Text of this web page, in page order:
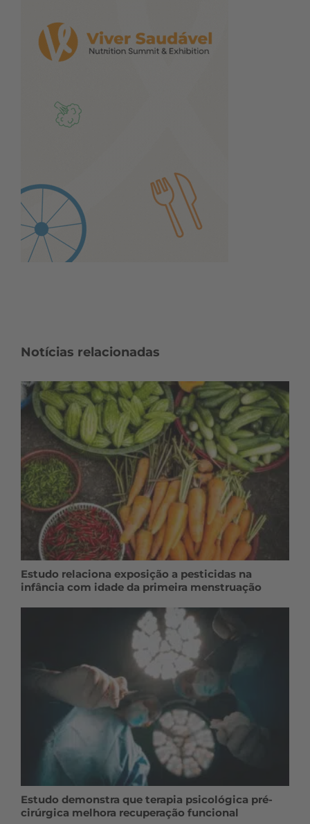
Notícias relacionadas
Estudo relaciona exposição a pesticidas na
infância com idade da primeira menstruação
Estudo demonstra que terapia psicológica pré-
cirúrgica melhora recuperação funcional